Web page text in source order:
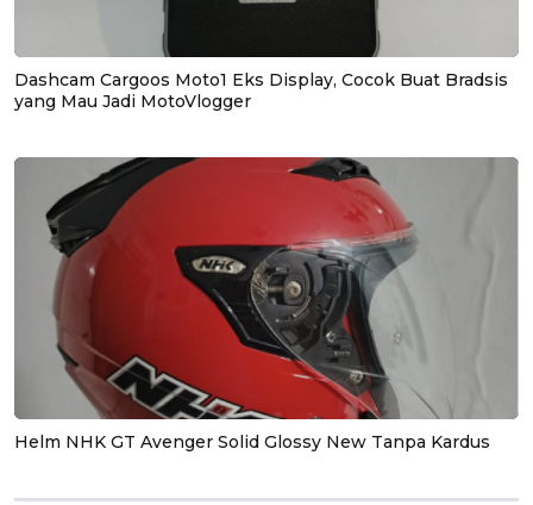
Dashcam Cargoos Moto1 Eks Display, Cocok Buat Bradsis
yang Mau Jadi MotoVlogger
Helm NHK GT Avenger Solid Glossy New Tanpa Kardus